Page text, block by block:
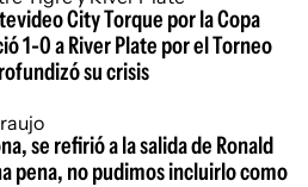
City Torque por la Copa
1-0 a River Plate por el Torneo
su crisis
se refirió a la salida de Ronald
pena, no pudimos incluirlo como